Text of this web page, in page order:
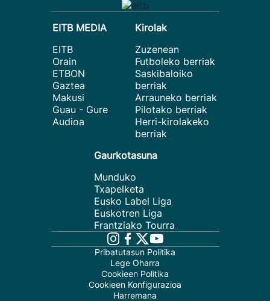
EITB MEDIA
EITB
Orain
ETBON
Gaztea
Makusi
Guau - Gure
Audioa
Kirolak
Zuzenean
Futboleko berriak
Saskibaloiko
berriak
Arrauneko berriak
Pilotako berriak
Herri-kirolakeko
berriak
Gaurkotasuna
Munduko
Txapelketa
Eusko Label Liga
Euskotren Liga
Frantziako Tourra
Pribatutasun Politika
Lege Oharra
Cookieen Politika
Cookieen Konfigurazioa
Harremana